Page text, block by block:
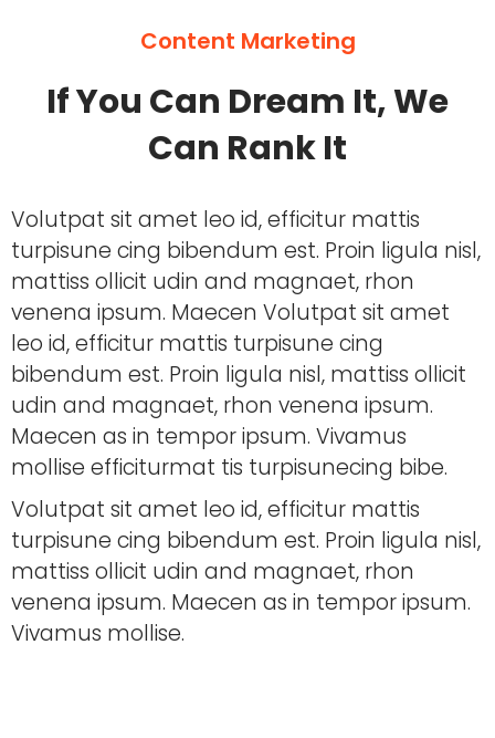
Content Marketing
If You Can Dream It, We
Can Rank It
Volutpat sit amet leo id, efficitur mattis
turpisune cing bibendum est. Proin ligula nisl,
mattiss ollicit udin and magnaet, rhon
venena ipsum. Maecen Volutpat sit amet
leo id, efficitur mattis turpisune cing
bibendum est. Proin ligula nisl, mattiss ollicit
udin and magnaet, rhon venena ipsum.
Maecen as in tempor ipsum. Vivamus
mollise efficiturmat tis turpisunecing bibe.
Volutpat sit amet leo id, efficitur mattis
turpisune cing bibendum est. Proin ligula nisl,
mattiss ollicit udin and magnaet, rhon
venena ipsum. Maecen as in tempor ipsum.
Vivamus mollise.